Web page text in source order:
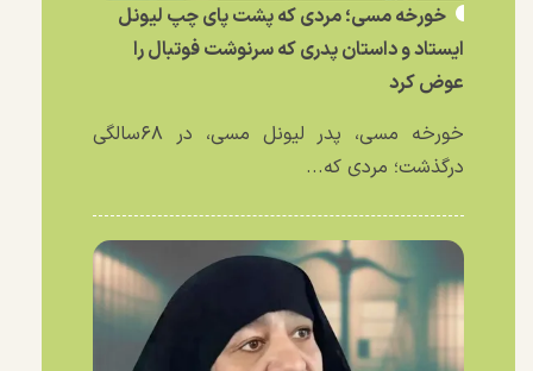
خورخه مسی؛ مردی که پشت پای چپ لیونل
ایستاد و داستان پدری که سرنوشت فوتبال را
عوض کرد
خورخه مسی، پدر لیونل مسی، در ۶۸سالگی
درگذشت؛ مردی که...